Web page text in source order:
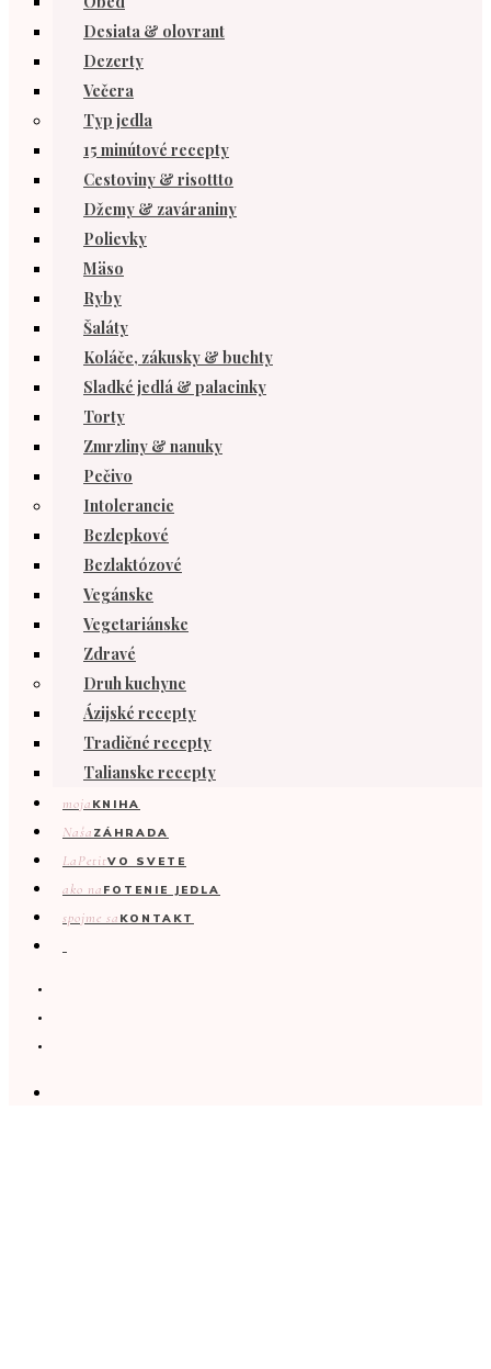
Desiata & olovrant
Dezerty
Večera
Typ jedla
15 minútové recepty
Cestoviny & risottto
Džemy & zaváraniny
Polievky
Mäso
Ryby
Šaláty
Koláče, zákusky & buchty
Sladké jedlá & palacinky
Torty
Zmrzliny & nanuky
Pečivo
Intolerancie
Bezlepkové
Bezlaktózové
Vegánske
Vegetariánske
Zdravé
Druh kuchyne
Ázijské recepty
Tradičné recepty
Talianske recepty
moja KNIHA
Naša ZÁHRADA
LaPetitVO SVETE
ako na FOTENIE JEDLA
spojme sa KONTAKT